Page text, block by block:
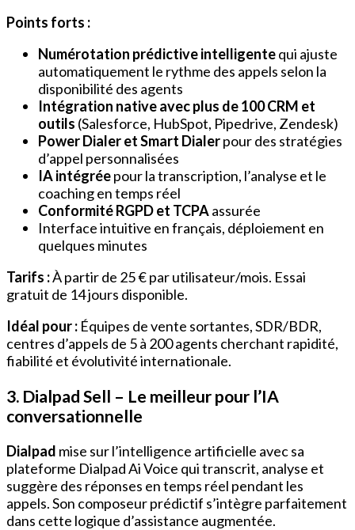
Points forts :
Numérotation prédictive intelligentequi ajuste
automatiquement le rythme des appels selon la
disponibilité des agents
Intégration native avec plus de 100 CRM et
outils (Salesforce, HubSpot, Pipedrive, Zendesk)
Power Dialer et Smart Dialerpour des stratégies
d’appel personnalisées
IA intégréepour la transcription, l’analyse et le
coaching en temps réel
Conformité RGPD et TCPAassurée
Interface intuitive en français, déploiement en
quelques minutes
Tarifs :À partir de 25 € par utilisateur/mois. Essai
gratuit de 14 jours disponible.
Idéal pour : Équipes de vente sortantes, SDR/BDR,
centres d’appels de 5 à 200 agents cherchant rapidité,
fiabilité et évolutivité internationale.
3. Dialpad Sell – Le meilleur pour l’IA
conversationnelle
Dialpad mise sur l’intelligence artificielle avec sa
plateforme Dialpad Ai Voice qui transcrit, analyse et
suggère des réponses en temps réel pendant les
appels. Son composeur prédictif s’intègre parfaitement
dans cette logique d’assistance augmentée.